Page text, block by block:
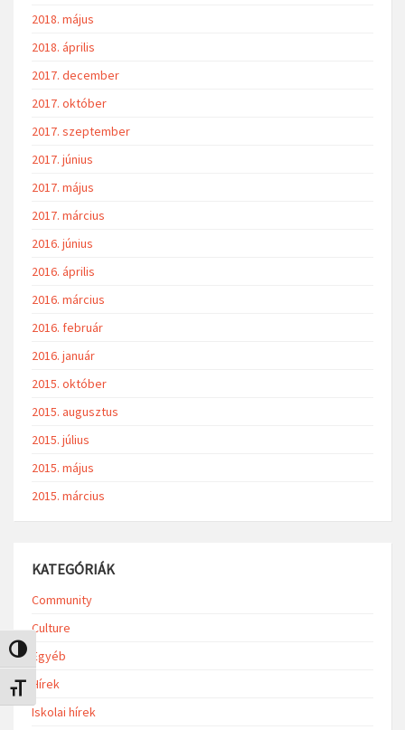
Nagy kontraszt váltása
Betűméret váltása
2018. május
2018. április
2017. december
2017. október
2017. szeptember
2017. június
2017. május
2017. március
2016. június
2016. április
2016. március
2016. február
2016. január
2015. október
2015. augusztus
2015. július
2015. május
2015. március
KATEGÓRIÁK
Community
Culture
Egyéb
Hírek
Iskolai hírek